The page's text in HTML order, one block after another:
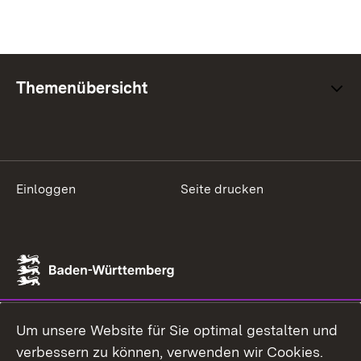
Themenübersicht
Einloggen Seite drucken
Um unsere Website für Sie optimal gestalten und
verbessern zu können, verwenden wir Cookies.